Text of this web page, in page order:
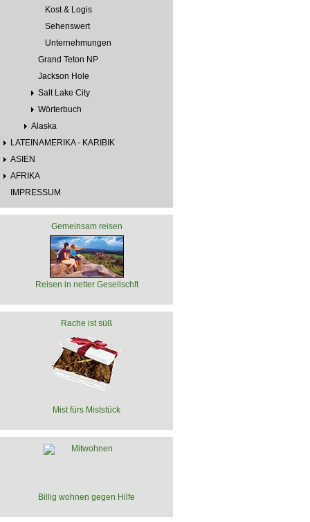
Kost & Logis
Sehenswert
Unternehmungen
Grand Teton NP
Jackson Hole
Salt Lake City
Wörterbuch
Alaska
LATEINAMERIKA - KARIBIK
ASIEN
AFRIKA
IMPRESSUM
Gemeinsam reisen
Reisen in netter Gesellschft
Rache ist süß
Mist fürs Miststück
Billig wohnen gegen Hilfe